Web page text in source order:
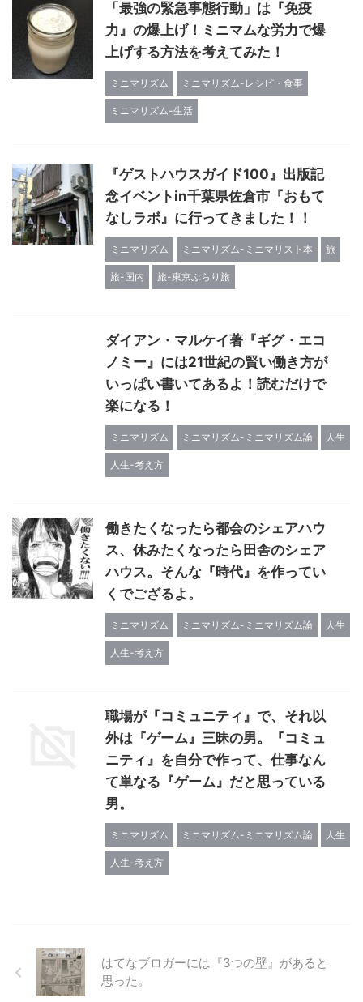
「最強の緊急事態行動」は『免疫
力』の爆上げ！ミニマムな労力で爆
上げする方法を考えてみた！
ミニマリズム ミニマリズム-レシピ・食事
ミニマリズム-生活
『ゲストハウスガイド100』出版記
念イベントin千葉県佐倉市『おもて
なしラボ』に行ってきました！！
ミニマリズム ミニマリズム-ミニマリスト本 旅
旅-国内 旅-東京ぶらり旅
ダイアン・マルケイ著『ギグ・エコ
ノミー』には21世紀の賢い働き方が
いっぱい書いてあるよ！読むだけで
楽になる！
ミニマリズム ミニマリズム-ミニマリズム論 人生
人生-考え方
働きたくなったら都会のシェアハウ
ス、休みたくなったら田舎のシェア
ハウス。そんな『時代』を作ってい
くでござるよ。
ミニマリズム ミニマリズム-ミニマリズム論 人生
人生-考え方
職場が『コミュニティ』で、それ以
外は『ゲーム』三昧の男。『コミュ
ニティ』を自分で作って、仕事なん
て単なる『ゲーム』だと思っている
男。
ミニマリズム ミニマリズム-ミニマリズム論 人生
人生-考え方
はてなブロガーには『3つの壁』があると
思った。